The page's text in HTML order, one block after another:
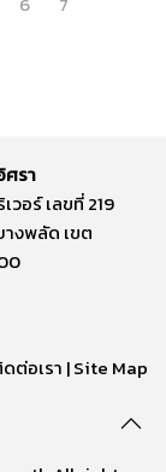
ศรา
วอร์ เลขที่ 219
งพลัด เขต
ต่อเรา |Site Map